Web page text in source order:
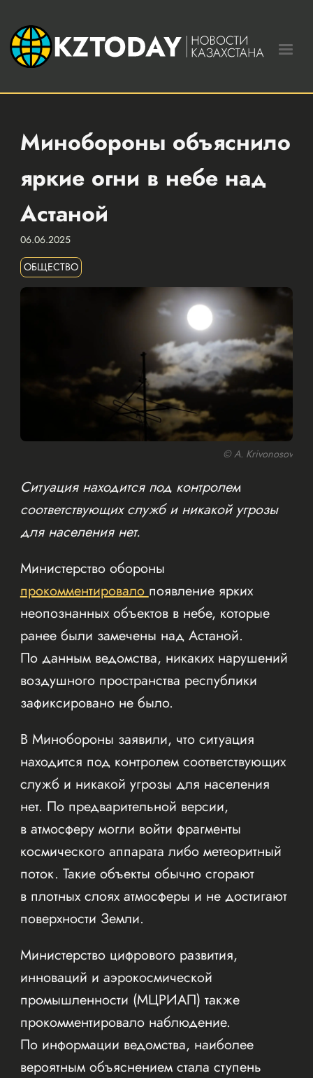
Минобороны объяснило
яркие огни в небе над
Астаной
06.06.2025
ОБЩЕСТВО
© A. Krivonosov
Ситуация находится под контролем
соответствующих служб и никакой угрозы
для населения нет.
Министерство обороны
прокомментировалопоявление ярких
неопознанных объектов в небе, которые
ранее были замечены над Астаной.
По данным ведомства, никаких нарушений
воздушного пространства республики
зафиксировано не было.
В Минобороны заявили, что ситуация
находится под контролем соответствующих
служб и никакой угрозы для населения
нет. По предварительной версии,
в атмосферу могли войти фрагменты
космического аппарата либо метеоритный
поток. Такие объекты обычно сгорают
в плотных слоях атмосферы и не достигают
поверхности Земли.
Министерство цифрового развития,
инноваций и аэрокосмической
промышленности (МЦРИАП) также
прокомментировало наблюдение.
По информации ведомства, наиболее
вероятным объяснением стала ступень